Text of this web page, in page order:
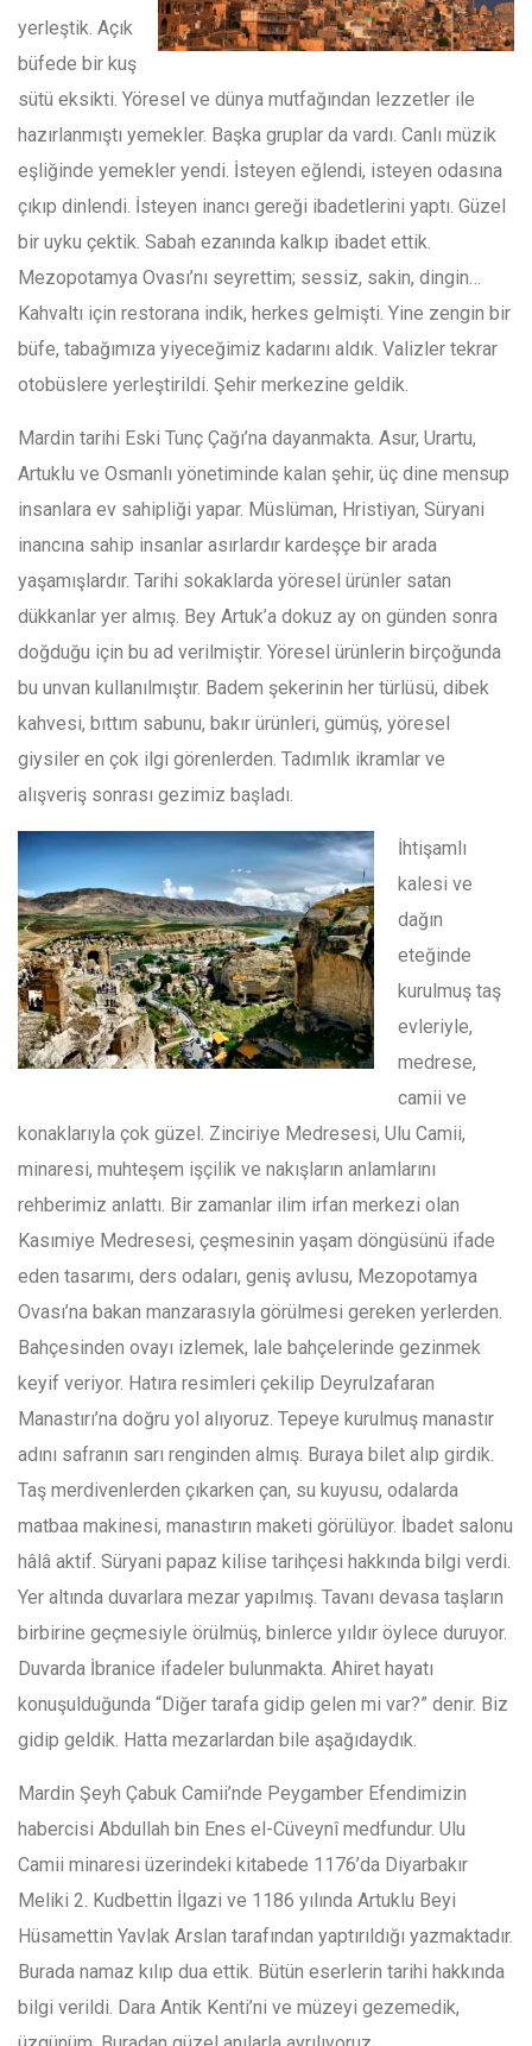
yerleştik. Açık
büfede bir kuş
sütü eksikti. Yöresel ve dünya mutfağından lezzetler ile
hazırlanmıştı yemekler. Başka gruplar da vardı. Canlı müzik
eşliğinde yemekler yendi. İsteyen eğlendi, isteyen odasına
çıkıp dinlendi. İsteyen inancı gereği ibadetlerini yaptı. Güzel
bir uyku çektik. Sabah ezanında kalkıp ibadet ettik.
Mezopotamya Ovası’nı seyrettim; sessiz, sakin, dingin…
Kahvaltı için restorana indik, herkes gelmişti. Yine zengin bir
büfe, tabağımıza yiyeceğimiz kadarını aldık. Valizler tekrar
otobüslere yerleştirildi. Şehir merkezine geldik.
Mardin tarihi Eski Tunç Çağı’na dayanmakta. Asur, Urartu,
Artuklu ve Osmanlı yönetiminde kalan şehir, üç dine mensup
insanlara ev sahipliği yapar. Müslüman, Hristiyan, Süryani
inancına sahip insanlar asırlardır kardeşçe bir arada
yaşamışlardır. Tarihi sokaklarda yöresel ürünler satan
dükkanlar yer almış. Bey Artuk’a dokuz ay on günden sonra
doğduğu için bu ad verilmiştir. Yöresel ürünlerin birçoğunda
bu unvan kullanılmıştır. Badem şekerinin her türlüsü, dibek
kahvesi, bıttım sabunu, bakır ürünleri, gümüş, yöresel
giysiler en çok ilgi görenlerden. Tadımlık ikramlar ve
alışveriş sonrası gezimiz başladı.
İhtişamlı
kalesi ve
dağın
eteğinde
kurulmuş taş
evleriyle,
medrese,
camii ve
konaklarıyla çok güzel. Zinciriye Medresesi, Ulu Camii,
minaresi, muhteşem işçilik ve nakışların anlamlarını
rehberimiz anlattı. Bir zamanlar ilim irfan merkezi olan
Kasımiye Medresesi, çeşmesinin yaşam döngüsünü ifade
eden tasarımı, ders odaları, geniş avlusu, Mezopotamya
Ovası’na bakan manzarasıyla görülmesi gereken yerlerden.
Bahçesinden ovayı izlemek, lale bahçelerinde gezinmek
keyif veriyor. Hatıra resimleri çekilip Deyrulzafaran
Manastırı’na doğru yol alıyoruz. Tepeye kurulmuş manastır
adını safranın sarı renginden almış. Buraya bilet alıp girdik.
Taş merdivenlerden çıkarken çan, su kuyusu, odalarda
matbaa makinesi, manastırın maketi görülüyor. İbadet salonu
hâlâ aktif. Süryani papaz kilise tarihçesi hakkında bilgi verdi.
Yer altında duvarlara mezar yapılmış. Tavanı devasa taşların
birbirine geçmesiyle örülmüş, binlerce yıldır öylece duruyor.
Duvarda İbranice ifadeler bulunmakta. Ahiret hayatı
konuşulduğunda “Diğer tarafa gidip gelen mi var?” denir. Biz
gidip geldik. Hatta mezarlardan bile aşağıdaydık.
Mardin Şeyh Çabuk Camii’nde Peygamber Efendimizin
habercisi Abdullah bin Enes el-Cüveynî medfundur. Ulu
Camii minaresi üzerindeki kitabede 1176’da Diyarbakır
Meliki 2. Kudbettin İlgazi ve 1186 yılında Artuklu Beyi
Hüsamettin Yavlak Arslan tarafından yaptırıldığı yazmaktadır.
Burada namaz kılıp dua ettik. Bütün eserlerin tarihi hakkında
bilgi verildi. Dara Antik Kenti’ni ve müzeyi gezemedik,